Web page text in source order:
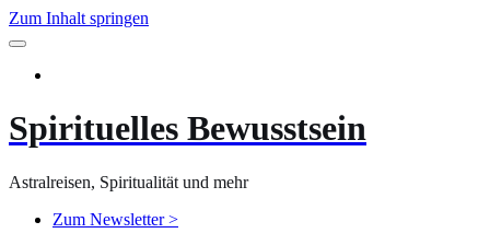
Zum Inhalt springen
Spirituelles Bewusstsein
Astralreisen, Spiritualität und mehr
Zum Newsletter >